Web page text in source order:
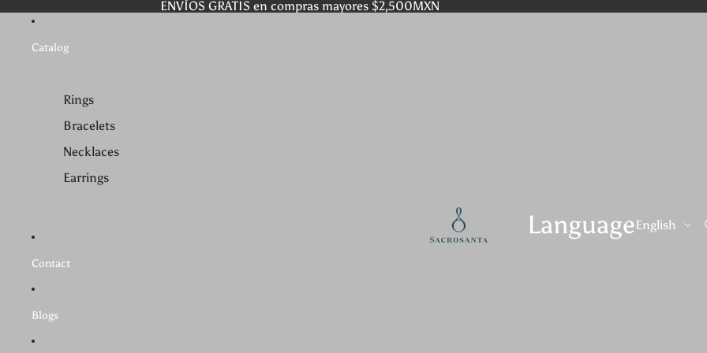
ENVÍOS GRATIS en compras mayores $2,500MXN
Catalog
Rings
Bracelets
Necklaces
Earrings
Contact
Blogs
Language